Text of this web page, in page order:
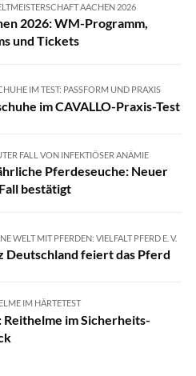
AACHEN 2026
2026: WM-Programm,
und Tickets
IM TEST: PASSFORM UND PRAXIS
im CAVALLO-Praxis-Test
FALL VON INFEKTIÖSER ANÄMIE
Pferdeseuche: Neuer
bestätigt
WELT MIT PFERDEN: VIELFALT PFERD E. V.
Deutschland feiert das Pferd
IM HÄRTETEST
Reithelme im Sicherheits-